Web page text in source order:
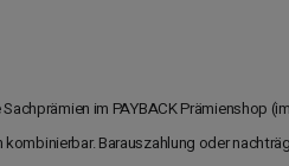
im PAYBACK Prämienshop
Barauszahlung oder